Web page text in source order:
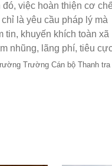
đó, việc hoàn thiện cơ
là yêu cầu pháp lý mà
tin, khuyến khích toàn xã
nhũng, lãng phí, tiêu
Trường Cán bộ Thanh tra